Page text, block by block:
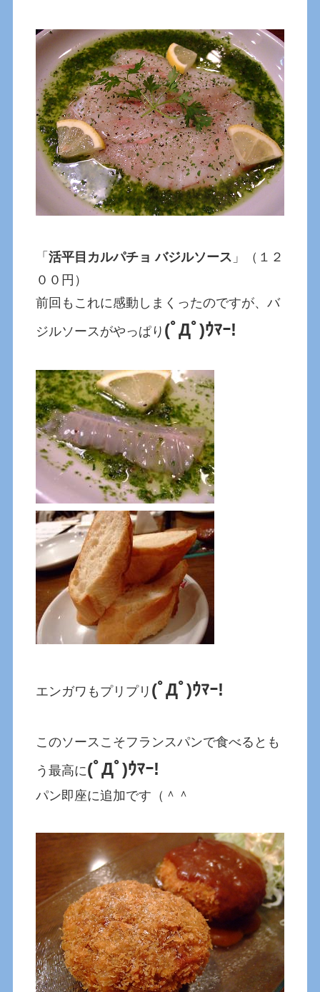
「活平目カルパチョ バジルソース 」（１２
００円）
前回もこれに感動しまくったのですが、バ
ジルソースがやっぱり (ﾟДﾟ)ｳﾏｰ!
エンガワもプリプリ (ﾟДﾟ)ｳﾏｰ!
このソースこそフランスパンで食べるとも
う最高に(ﾟДﾟ)ｳﾏｰ!
パン即座に追加です（＾＾